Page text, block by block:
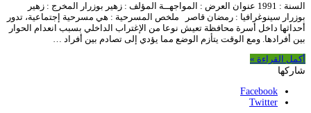
السنة : 1991 عنوان العرض : المواجهــة المؤلف : زهير بوزرار المخرج : زهير
بوزرار سينوغرافيا : رمضان قاصر ملخص المسرحية : هي مسرحية إجتماعية، تدور
أحداثها داخل أسرة محافظة تعيش نوعا من الإغتراب الداخلي بسبب انعدام الحوار
بين أفرادها. ومع الوقت يتأزم الوضع مما يؤدي إلى تصادم بين أفراد …
أكمل القراءة »
شاركها
Facebook
Twitter